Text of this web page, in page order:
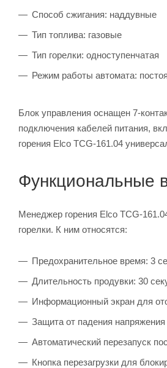
Способ сжигания: наддувные
Тип топлива: газовые
Тип горелки: одноступенчатая
Режим работы автомата:
Блок управления оснащен 7-
подключения кабелей питания,
горения Elco TCG-161.04
Функциональные
Менеджер горения Elco TCG-
горелки. К ним относятся:
Предохранительное время: 3
Длительность продувки: 30
Информационный экран для
Защита от падения
Автоматический перезапуск
Кнопка перезагрузки для